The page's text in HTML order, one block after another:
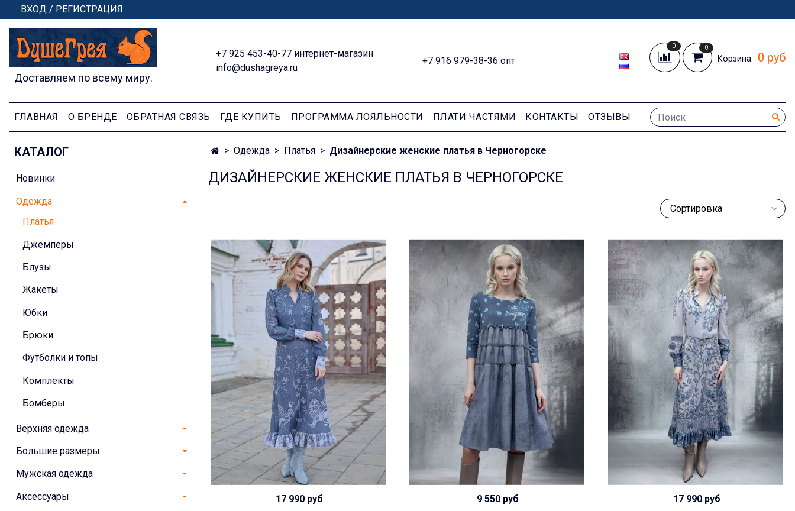
ВХОД / РЕГИСТРАЦИЯ
Доставляем по всему миру.
+7 925 453-40-77 интернет-магазин
info@dushagreya.ru
+7 916 979-38-36 опт
0 0
Корзина: 0 руб
ГЛАВНАЯ О БРЕНДЕ ОБРАТНАЯ СВЯЗЬ ГДЕ КУПИТЬ ПРОГРАММА ЛОЯЛЬНОСТИ ПЛАТИ ЧАСТЯМИ КОНТАКТЫ ОТЗЫВЫ
Одежда Платья Дизайнерские женские платья в Черногорске
ДИЗАЙНЕРСКИЕ ЖЕНСКИЕ ПЛАТЬЯ В ЧЕРНОГОРСКЕ
17 990 руб 9 550 руб 17 990 руб
КАТАЛОГ
Новинки
Одежда
Платья
Джемперы
Блузы
Жакеты
Юбки
Брюки
Футболки и топы
Комплекты
Бомберы
Верхняя одежда
Большие размеры
Мужская одежда
Аксессуары